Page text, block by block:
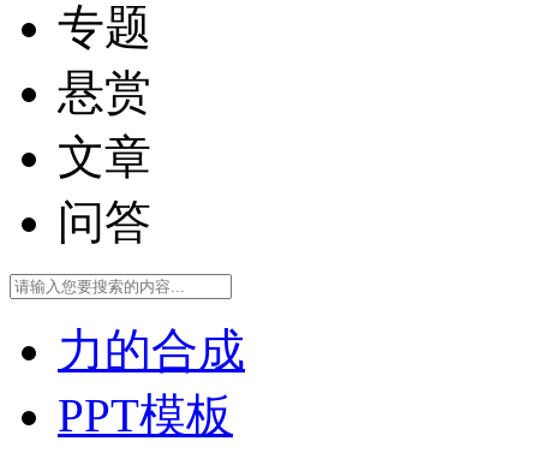
专题
悬赏
文章
问答
力的合成
PPT模板